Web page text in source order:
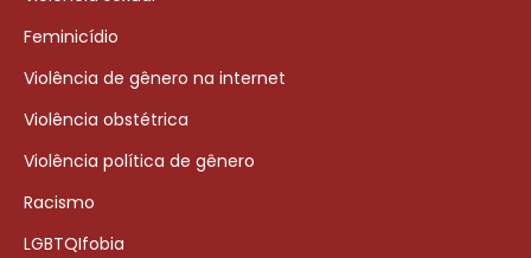
Feminicídio
Violência de gênero na internet
Violência obstétrica
Violência política de gênero
Racismo
LGBTQIfobia